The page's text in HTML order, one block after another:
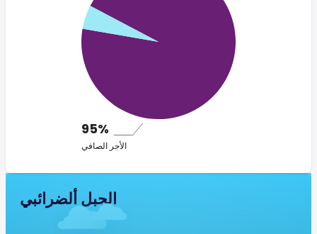
95%
الأجر الصافي
الجبل ألضرائبي